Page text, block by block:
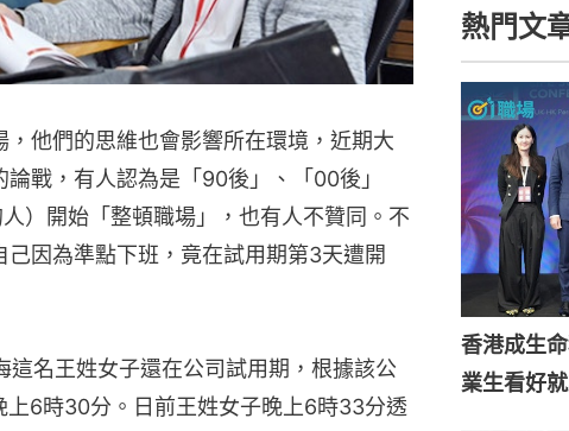
他們的思維也會影響所在環境，近期大
戰，有人認為是「90後」、「00後」
）開始「整頓職場」，也有人不贊同。不
因為準點下班，竟在試用期第3天遭開
名王姓女子還在公司試用期，根據該公
6時30分。日前王姓女子晚上6時33分透
熱門文
香港成生
業生看好